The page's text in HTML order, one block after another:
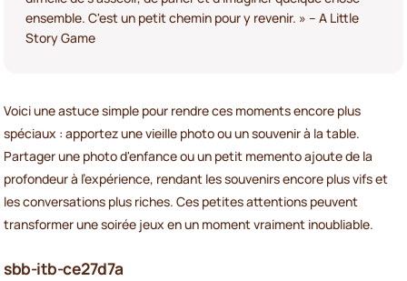
ensemble. C'est un petit chemin pour y revenir. » – A Little
Story Game
Voici une astuce simple pour rendre ces moments encore plus
spéciaux : apportez une vieille photo ou un souvenir à la table.
Partager une photo d'enfance ou un petit memento ajoute de la
profondeur à l'expérience, rendant les souvenirs encore plus vifs et
les conversations plus riches. Ces petites attentions peuvent
transformer une soirée jeux en un moment vraiment inoubliable.
sbb-itb-ce27d7a